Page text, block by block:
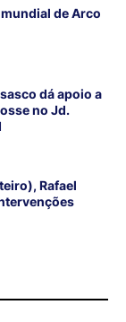
de Arco
dá apoio a
no Jd.
Rafael